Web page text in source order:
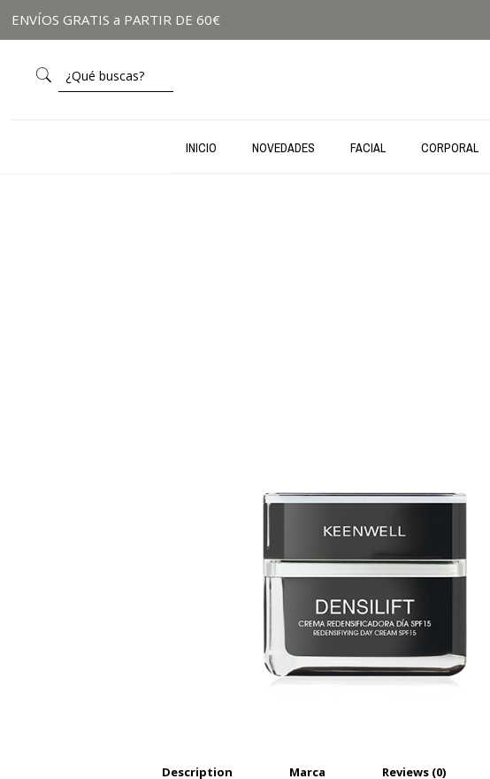
ENVÍOS GRATIS a PARTIR DE 60€
INICIO NOVEDADES FACIAL CORPORAL
Description Marca Reviews (0)